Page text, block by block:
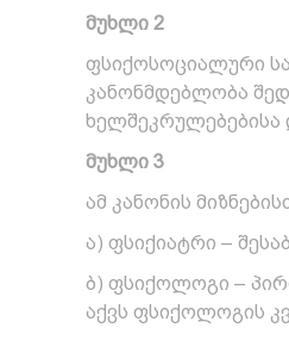
მუხლი 2
ფსიქოსოციალური
კანონმდებლობა
ხელშეკრულებებისა
მუხლი 3
ამ კანონის
ა) ფსიქიატრი –
ბ) ფსიქოლოგი –
აქვს ფსიქოლოგის